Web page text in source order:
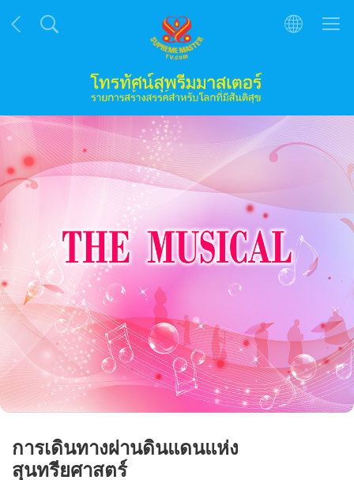
การเดินทางผ่านดินแดนแห่ง
สุนทรียศาสตร์